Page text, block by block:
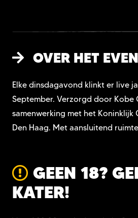
OVER HET
Elke dinsdagavond klinkt er live
September. Verzorgd door Kobe
samenwerking met het Koninklijk
Den Haag. Met aansluitend
GEEN 18?
KATER!